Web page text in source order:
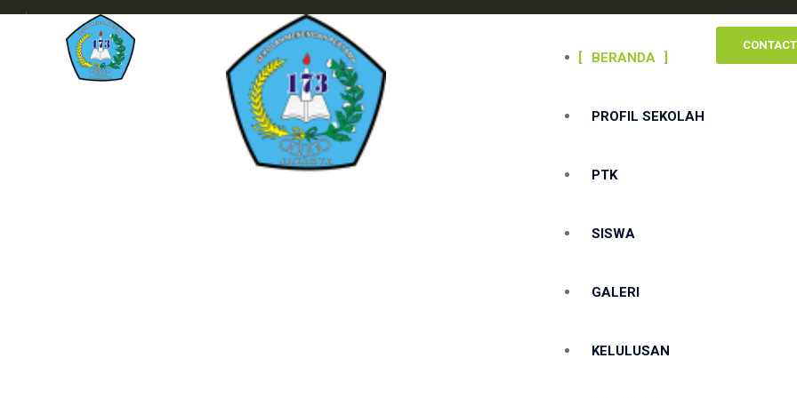
BERANDA
PROFIL SEKOLAH
PTK
SISWA
GALERI
KELULUSAN